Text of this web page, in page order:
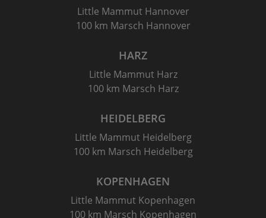
Little Mammut Hannover
100 km Marsch Hannover
HARZ
Little Mammut Harz
100 km Marsch Harz
HEIDELBERG
Little Mammut Heidelberg
100 km Marsch Heidelberg
KOPENHAGEN
Little Mammut Kopenhagen
100 km Marsch Kopenhagen